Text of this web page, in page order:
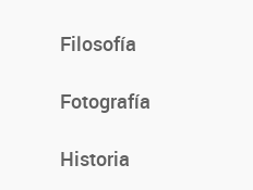
Filosofía
Fotografía
Historia